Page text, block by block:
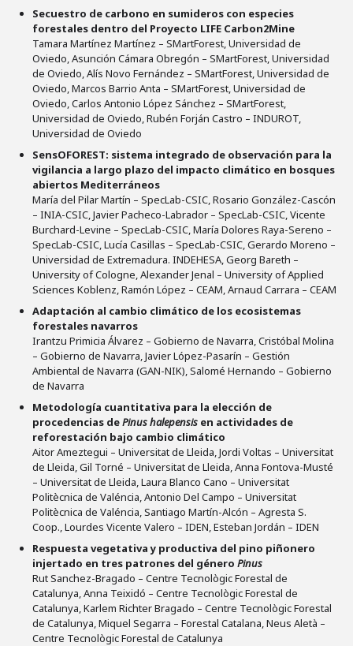
Secuestro de carbono en sumideros con especies
forestales dentro del Proyecto LIFE Carbon2Mine
Tamara Martínez Martínez – SMartForest, Universidad de
Oviedo, Asunción Cámara Obregón – SMartForest, Universidad
de Oviedo, Alís Novo Fernández – SMartForest, Universidad de
Oviedo, Marcos Barrio Anta – SMartForest, Universidad de
Oviedo, Carlos Antonio López Sánchez – SMartForest,
Universidad de Oviedo, Rubén Forján Castro – INDUROT,
Universidad de Oviedo
SensOFOREST: sistema integrado de observación para la
vigilancia a largo plazo del impacto climático en bosques
abiertos Mediterráneos
María del Pilar Martín – SpecLab-CSIC, Rosario González-Cascón
– INIA-CSIC, Javier Pacheco-Labrador – SpecLab-CSIC, Vicente
Burchard-Levine – SpecLab-CSIC, María Dolores Raya-Sereno –
SpecLab-CSIC, Lucía Casillas – SpecLab-CSIC, Gerardo Moreno –
Universidad de Extremadura. INDEHESA, Georg Bareth –
University of Cologne, Alexander Jenal – University of Applied
Sciences Koblenz, Ramón López – CEAM, Arnaud Carrara – CEAM
Adaptación al cambio climático de los ecosistemas
forestales navarros
Irantzu Primicia Álvarez – Gobierno de Navarra, Cristóbal Molina
– Gobierno de Navarra, Javier López-Pasarín – Gestión
Ambiental de Navarra (GAN-NIK), Salomé Hernando – Gobierno
de Navarra
Metodología cuantitativa para la elección de
procedencias dePinus halepensis en actividades de
reforestación bajo cambio climático
Aitor Ameztegui – Universitat de Lleida, Jordi Voltas – Universitat
de Lleida, Gil Torné – Universitat de Lleida, Anna Fontova-Musté
– Universitat de Lleida, Laura Blanco Cano – Universitat
Politècnica de Valéncia, Antonio Del Campo – Universitat
Politècnica de Valéncia, Santiago Martín-Alcón – Agresta S.
Coop., Lourdes Vicente Valero – IDEN, Esteban Jordán – IDEN
Respuesta vegetativa y productiva del pino piñonero
injertado en tres patrones del género Pinus
Rut Sanchez-Bragado – Centre Tecnològic Forestal de
Catalunya, Anna Teixidó – Centre Tecnològic Forestal de
Catalunya, Karlem Richter Bragado – Centre Tecnològic Forestal
de Catalunya, Miquel Segarra – Forestal Catalana, Neus Aletà –
Centre Tecnològic Forestal de Catalunya